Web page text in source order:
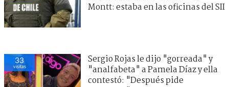
Montt: estaba en las oficinas del SII
33
visitas
Sergio Rojas le dijo "gorreada" y
"analfabeta" a Pamela Díaz y ella
contestó: "Después pide